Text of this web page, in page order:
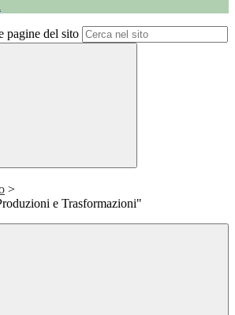
pagine del sito
>
e Trasformazioni"